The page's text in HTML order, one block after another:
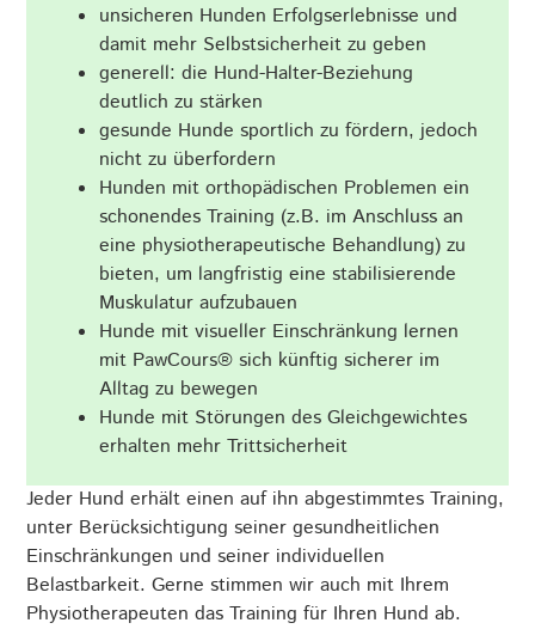
unsicheren Hunden Erfolgserlebnisse und
damit mehr Selbstsicherheit zu geben
generell: die Hund-Halter-Beziehung
deutlich zu stärken
gesunde Hunde sportlich zu fördern, jedoch
nicht zu überfordern
Hunden mit orthopädischen Problemen ein
schonendes Training (z.B. im Anschluss an
eine physiotherapeutische Behandlung) zu
bieten, um langfristig eine stabilisierende
Muskulatur aufzubauen
Hunde mit visueller Einschränkung lernen
mit PawCours® sich künftig sicherer im
Alltag zu bewegen
Hunde mit Störungen des Gleichgewichtes
erhalten mehr Trittsicherheit
Jeder Hund erhält einen auf ihn abgestimmtes Training,
unter Berücksichtigung seiner gesundheitlichen
Einschränkungen und seiner individuellen
Belastbarkeit. Gerne stimmen wir auch mit Ihrem
Physiotherapeuten das Training für Ihren Hund ab.